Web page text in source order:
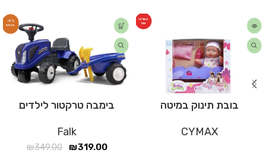
המלאי
אזל
בובת תינוק במיטה
CYMAX
-9%
בימבה טרקטור לילדים
Falk
₪349.00 ₪319.00